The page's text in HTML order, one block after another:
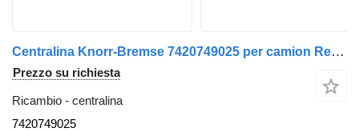
Centralina Knorr-Bremse 7420749025 per camion Renault Premium 2005>2013
Prezzo su richiesta
Ricambio - centralina
7420749025